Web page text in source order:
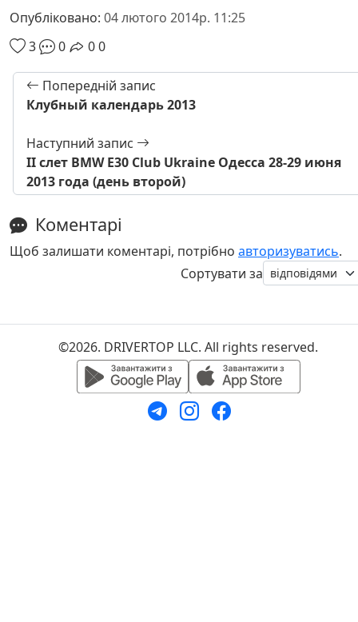
Опубліковано: 04 лютого 2014р. 11:25
3
0 00
Попередній запис
Клубный календарь 2013
Наступний запис
II слет BMW E30 Club Ukraine Одесса 28-29 июня
2013 года (день второй)
Коментарі
Щоб залишати коментарі, потрібно авторизуватись.
Сортувати за
©2026. DRIVERTOP LLC. All rights reserved.